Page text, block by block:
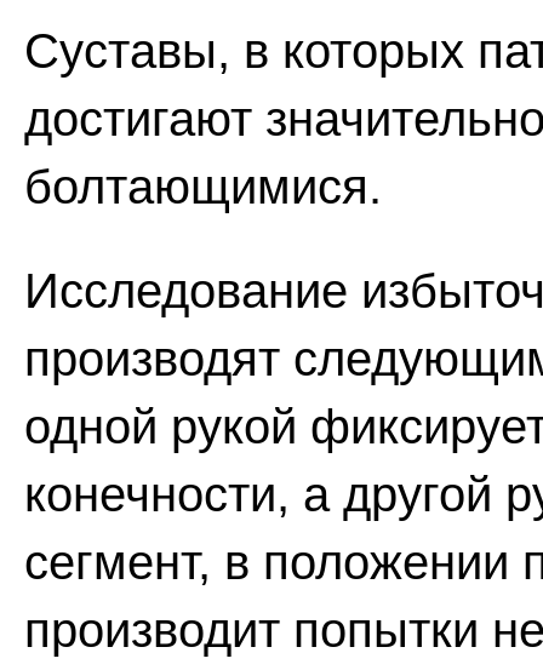
Суставы, в которых
достигают
болтающимися.
Исследование
производят
одной рукой
конечности, а другой
сегмент, в положении
производит попытки